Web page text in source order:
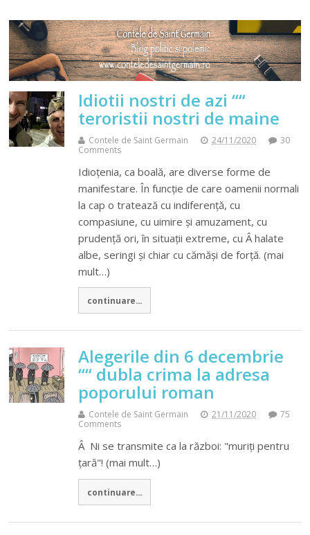
Idiotii nostri de azi ““
teroristii nostri de maine
Contele de Saint Germain 24/11/2020
30
Comments
Idioțenia, ca boală, are diverse forme de
manifestare. În funcție de care oamenii normali
la cap o tratează cu indiferență, cu
compasiune, cu uimire și amuzament, cu
prudență ori, în situații extreme, cu Â halate
albe, seringi și chiar cu cămăși de forță. (mai
mult…)
continuare...
Alegerile din 6 decembrie
““ dubla crima la adresa
poporului roman
Contele de Saint Germain 21/11/2020
75
Comments
Â Ni se transmite ca la război: "muriți pentru
țară"! (mai mult…)
continuare...